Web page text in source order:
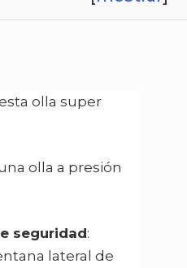
olla super
olla a presión
seguridad:
lateral de